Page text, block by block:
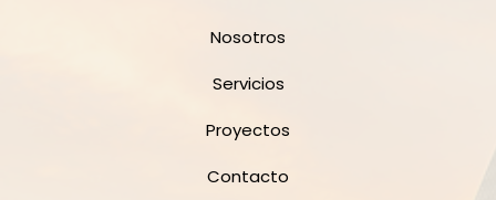
Nosotros
Servicios
Proyectos
Contacto